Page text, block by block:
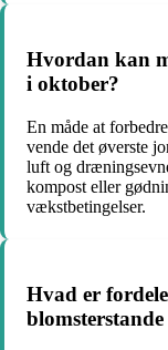
Hvordan kan
i oktober?
En måde at
vende det øverste
luft og
kompost eller
vækstbetingelser.
Hvad er